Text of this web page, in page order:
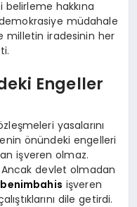
hakkına
müdahale
milletin iradesinin her
Engeller
yasalarını
önündeki engelleri
işveren olmaz.
devlet olmadan
benimbahis işveren
dile getirdi.